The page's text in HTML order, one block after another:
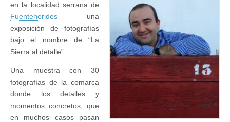
en la localidad serrana de
Fuenteheridos una
exposición de fotografías
bajo el nombre de “La
Sierra al detalle”.
Una muestra con 30
fotografías de la comarca
donde los detalles y
momentos concretos, que
en muchos casos pasan